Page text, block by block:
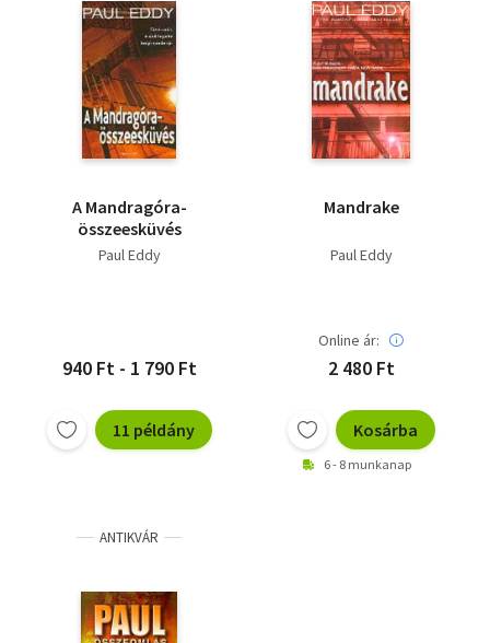
A Mandragóra-
összeesküvés
Paul Eddy
940 Ft - 1 790 Ft
11 példány
Mandrake
Paul Eddy
Online ár:
2 480 Ft
Kosárba
6 - 8 munkanap
ANTIKVÁR